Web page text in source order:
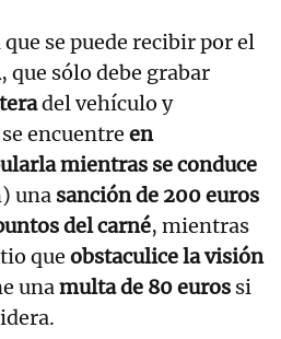
se puede recibir por el
, que sólo debe grabar
del vehículo y
encuentre en
mientras se conduce
una sanción de 200 euros
del carné, mientras
que obstaculice la visión
unamulta de 80 euros si